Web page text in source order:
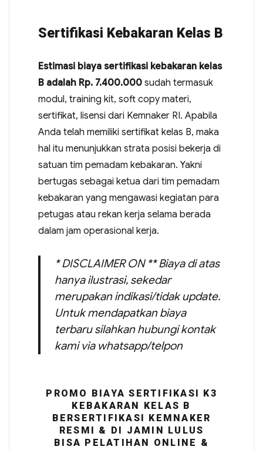
Sertifikasi Kebakaran Kelas B
Estimasi biaya sertifikasi kebakaran kelas
B adalah Rp. 7.400.000sudah termasuk
modul, training kit, soft copy materi,
sertifikat, lisensi dari Kemnaker RI. Apabila
Anda telah memiliki sertifikat kelas B, maka
hal itu menunjukkan strata posisi bekerja di
satuan tim pemadam kebakaran. Yakni
bertugas sebagai ketua dari tim pemadam
kebakaran yang mengawasi kegiatan para
petugas atau rekan kerja selama berada
dalam jam operasional kerja.
* DISCLAIMER ON ** Biaya di atas
hanya ilustrasi, sekedar
merupakan indikasi/tidak update.
Untuk mendapatkan biaya
terbaru silahkan hubungi kontak
kami via whatsapp/telpon
PROMO BIAYA SERTIFIKASI K3
KEBAKARAN KELAS B
BERSERTIFIKASI KEMNAKER
RESMI & DI JAMIN LULUS
BISA PELATIHAN ONLINE &